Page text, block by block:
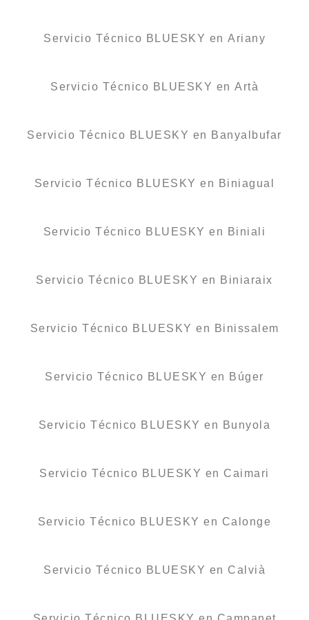
Servicio Técnico BLUESKY en Ariany
Servicio Técnico BLUESKY en Artà
Servicio Técnico BLUESKY en Banyalbufar
Servicio Técnico BLUESKY en Biniagual
Servicio Técnico BLUESKY en Biniali
Servicio Técnico BLUESKY en Biniaraix
Servicio Técnico BLUESKY en Binissalem
Servicio Técnico BLUESKY en Búger
Servicio Técnico BLUESKY en Bunyola
Servicio Técnico BLUESKY en Caimari
Servicio Técnico BLUESKY en Calonge
Servicio Técnico BLUESKY en Calvià